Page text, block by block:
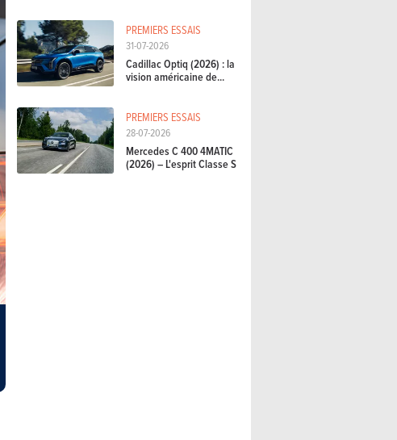
PREMIERS ESSAIS
31-07-2026
Cadillac Optiq (2026) : la
vision américaine de...
PREMIERS ESSAIS
28-07-2026
Mercedes C 400 4MATIC
(2026) – L'esprit Classe S